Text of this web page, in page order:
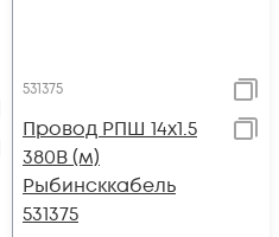
531375
Провод РПШ 14х1.5
380В (м)
Рыбинсккабель
531375